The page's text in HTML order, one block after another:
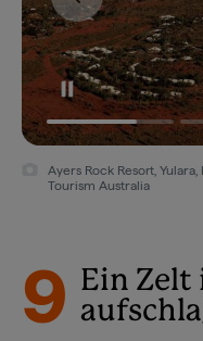
Ayers Rock Resort,
Tourism Australia
9
Ein Zelt